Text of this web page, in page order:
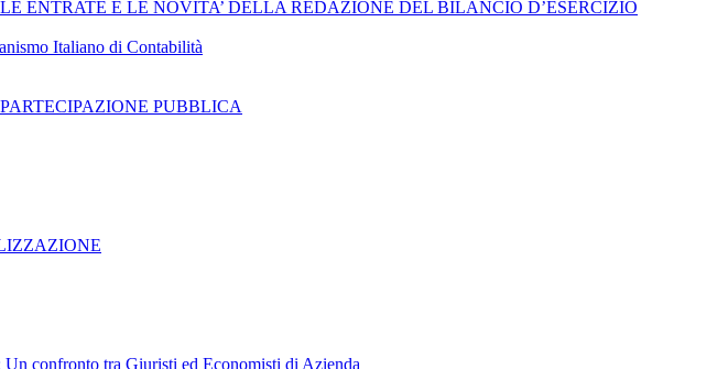
ENTRATE E LE NOVITA’ DELLA REDAZIONE DEL BILANCIO D’ESERCIZIO
Italiano di Contabilità
PUBBLICA
confronto tra Giuristi ed Economisti di Azienda